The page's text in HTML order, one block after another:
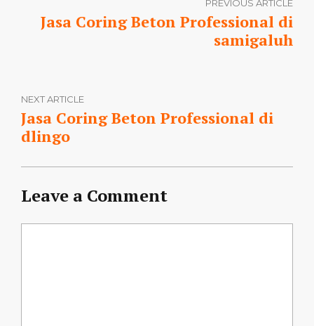
PREVIOUS ARTICLE
Jasa Coring Beton Professional di
samigaluh
NEXT ARTICLE
Jasa Coring Beton Professional di
dlingo
Leave a Comment